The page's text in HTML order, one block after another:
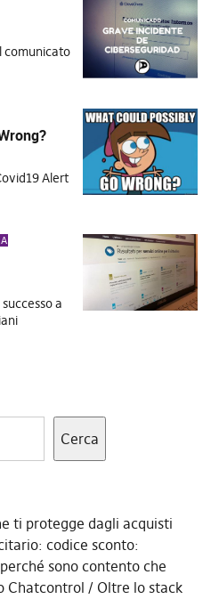
comunicato
Alert
a
Cerca
ti protegge dagli acquisti
codice sconto:
sono contento che
Chatcontrol
Oltre lo stack